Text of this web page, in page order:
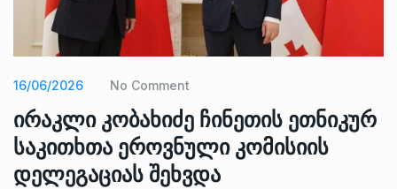
16/06/2026 No Comment
ირაკლი კობახიძე ჩინეთის ეთნიკურ
საკითხთა ეროვნული კომისიის
დელეგაციას შეხვდა